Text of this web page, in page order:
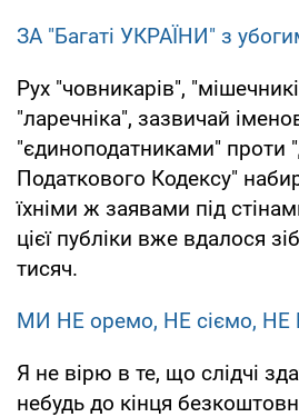
ЗА "Багаті УКРАЇНИ" з
Рух "човникарів",
"ларечніка", зазвичай
"єдиноподатниками" проти
Податкового Кодексу"
їхніми ж заявами під
цієї публіки вже вдалося
тисяч.
МИ НЕ оремо, НЕ сіємо,
Я не вірю в те, що слідчі
небудь до кінця